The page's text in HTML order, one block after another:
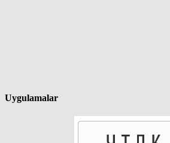
Uygulamalar